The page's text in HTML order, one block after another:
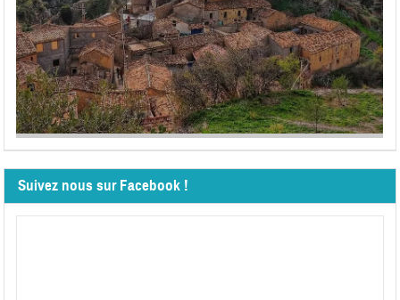
Suivez nous sur Facebook !